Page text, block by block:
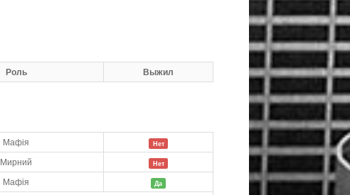
Роль Выжил
Мафія Нет
Мирний Нет
Мафія Да